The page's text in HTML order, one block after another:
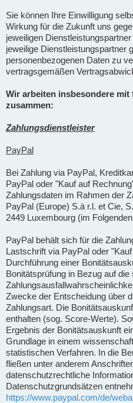
Sie können Ihre Einwilligung
Wirkung für die Zukunft uns
jeweiligen
jeweilige Dienstleistungspartner
personenbezogenen Daten zu
vertragsgemäßen
Wir arbeiten insbesondere
zusammen:
Zahlungsdienstleister
PayPal
Bei Zahlung via PayPal,
PayPal oder "Kauf auf
Zahlungsdaten im Rahmen der
PayPal (Europe) S.à r.l. et Cie,
2449 Luxembourg (im
PayPal behält sich für die
Lastschrift via PayPal oder
Durchführung einer
Bonitätsprüfung in Bezug auf
Zwecke der Entscheidung über
Zahlungsart. Die
enthalten (sog. Score-Werte).
Ergebnis der Bonitätsauskunft
Grundlage in einem
statistischen Verfahren. In die
fließen unter anderem
datenschutzrechtliche
Datenschutzgrundsätzen
https://www.paypal.com/de/